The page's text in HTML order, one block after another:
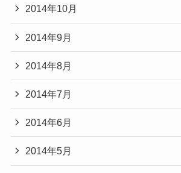
2014年10月
2014年9月
2014年8月
2014年7月
2014年6月
2014年5月